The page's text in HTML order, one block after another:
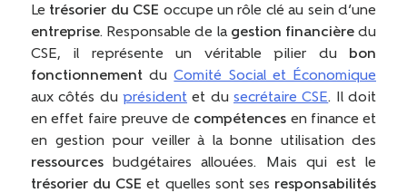
Le trésorier du CSE occupe un rôle clé au sein d’une
entreprise. Responsable de la gestion financièredu
CSE, il représente un véritable pilier du
bon
fonctionnement duComité Social et Économique
aux côtés du président et du secrétaire CSE. Il doit
en effet faire preuve de compétences en finance et
en gestion pour veiller à la bonne utilisation des
ressources budgétaires allouées. Mais qui est le
trésorier du CSE et quelles sont ses responsabilités